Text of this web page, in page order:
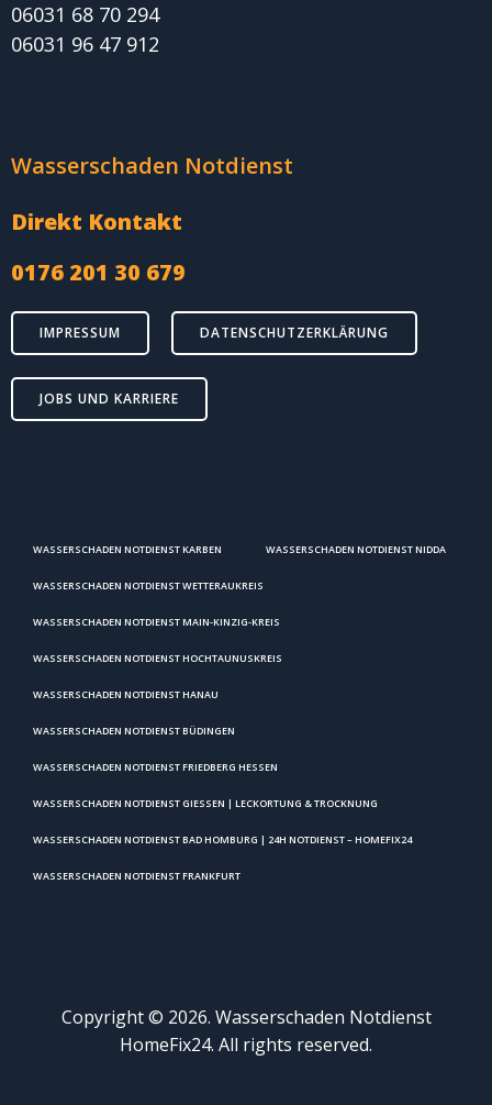
06031 68 70 294
06031 96 47 912
Wasserschaden Notdienst
Direkt Kontakt
0176 201 30 679
IMPRESSUM DATENSCHUTZERKLÄRUNG
JOBS UND KARRIERE
WASSERSCHADEN NOTDIENST KARBEN WASSERSCHADEN NOTDIENST NIDDA
WASSERSCHADEN NOTDIENST WETTERAUKREIS
WASSERSCHADEN NOTDIENST MAIN-KINZIG-KREIS
WASSERSCHADEN NOTDIENST HOCHTAUNUSKREIS
WASSERSCHADEN NOTDIENST HANAU
WASSERSCHADEN NOTDIENST BÜDINGEN
WASSERSCHADEN NOTDIENST FRIEDBERG HESSEN
WASSERSCHADEN NOTDIENST GIESSEN | LECKORTUNG & TROCKNUNG
WASSERSCHADEN NOTDIENST BAD HOMBURG | 24H NOTDIENST – HOMEFIX24
WASSERSCHADEN NOTDIENST FRANKFURT
Copyright © 2026. Wasserschaden Notdienst
HomeFix24. All rights reserved.